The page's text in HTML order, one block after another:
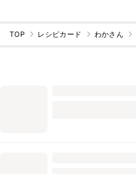
TOP レシピカード わかさん